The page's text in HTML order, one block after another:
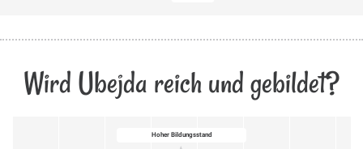
Wird Ubejda reich und gebildet?
Hoher Bildungsstand